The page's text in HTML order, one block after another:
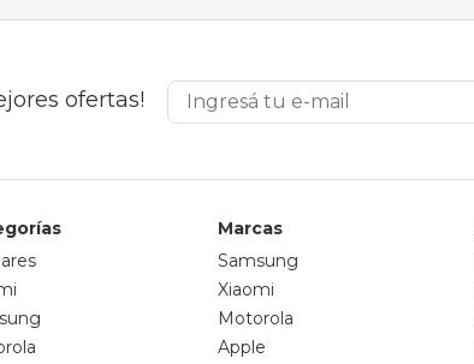
ofertas!
Marcas
Samsung
Xiaomi
Motorola
Apple